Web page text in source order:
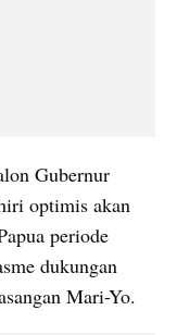
Gubernur
optimis akan
periode
dukungan
Mari-Yo.